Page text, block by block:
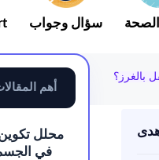
سؤال وجواب
بالغرز؟
أهم
محلل
في الجسم